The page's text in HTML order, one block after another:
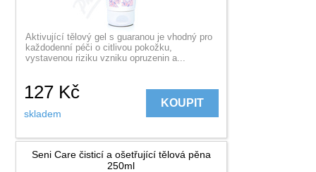
Aktivující tělový gel s guaranou je vhodný pro
každodenní péči o citlivou pokožku,
vystavenou riziku vzniku opruzenin a...
127 Kč
skladem
KOUPIT
Seni Care čisticí a ošetřující tělová pěna
250ml